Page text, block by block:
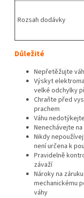
Rozsah dodávky
Důležité
Nepřetěžujte
Výskyt
velké odchylky
Chraňte před
prachem
Váhu
Nenechávejte
Nikdy
není určena k
Pravidelně
závaží
Nároky na
mechanickému
váhy